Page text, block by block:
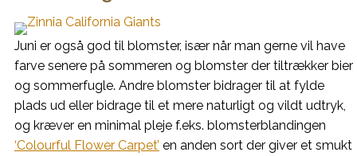
Juni er også god til blomster, især når man gerne vil have
farve senere på sommeren og blomster der tiltrækker bier
og sommerfugle. Andre blomster bidrager til at fylde
plads ud eller bidrage til et mere naturligt og vildt udtryk,
og kræver en minimal pleje f.eks. blomsterblandingen
‘Colourful Flower Carpet’ en anden sort der giver et smukt